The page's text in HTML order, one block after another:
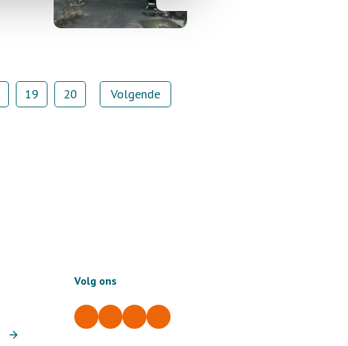
19 20 Volgende
Volg ons